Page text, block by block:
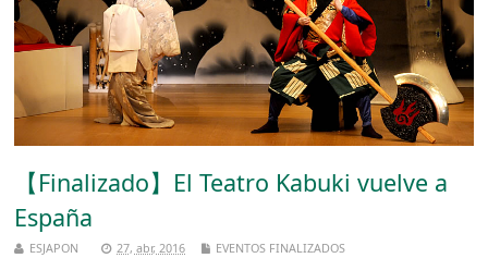
【Finalizado】El Teatro Kabuki vuelve a
España
ESJAPON 27, abr, 2016 EVENTOS FINALIZADOS